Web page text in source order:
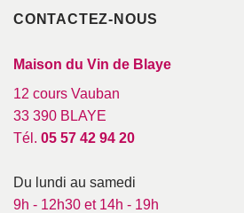
CONTACTEZ-NOUS
Maison du Vin de Blaye
12 cours Vauban
33 390 BLAYE
Tél. 05 57 42 94 20
Du lundi au samedi
9h - 12h30 et 14h - 19h